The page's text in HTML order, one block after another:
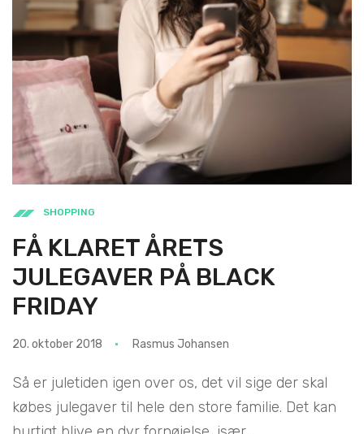
SHOPPING
FÅ KLARET ÅRETS
JULEGAVER PÅ BLACK
FRIDAY
20. oktober 2018 Rasmus Johansen
Så er juletiden igen over os, det vil sige der skal
købes julegaver til hele den store familie. Det kan